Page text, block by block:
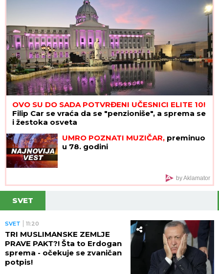
OVO SU DO SADA POTVRĐENI UČESNICI ELITE 10!
Filip Car se vraća da se "penzioniše", a sprema se
i žestoka osveta
UMRO POZNATI MUZIČAR, preminuo
u 78. godini
by Aklamator
SVET
SVET 11:20
TRI MUSLIMANSKE ZEMLJE
PRAVE PAKT?! Šta to Erdogan
sprema - očekuje se zvaničan
potpis!